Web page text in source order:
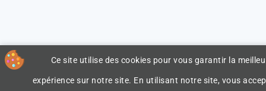
Ce site utilise des cookies pour vous garantir la
expérience sur notre site. En utilisant notre site, vous